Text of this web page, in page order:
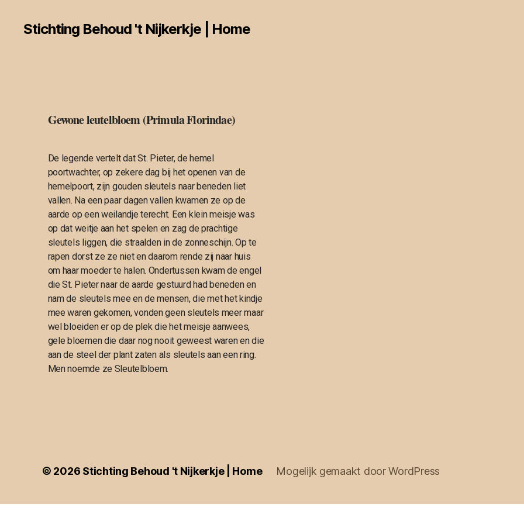
Stichting Behoud 't Nijkerkje | Home
Gewone leutelbloem (Primula Florindae)
De legende vertelt dat St. Pieter, de hemel
poortwachter, op zekere dag bij het openen van de
hemelpoort, zijn gouden sleutels naar beneden liet
vallen. Na een paar dagen vallen kwamen ze op de
aarde op een weilandje terecht. Een klein meisje was
op dat weitje aan het spelen en zag de prachtige
sleutels liggen, die straalden in de zonneschijn. Op te
rapen dorst ze ze niet en daarom rende zij naar huis
om haar moeder te halen. Ondertussen kwam de engel
die St. Pieter naar de aarde gestuurd had beneden en
nam de sleutels mee en de mensen, die met het kindje
mee waren gekomen, vonden geen sleutels meer maar
wel bloeiden er op de plek die het meisje aanwees,
gele bloemen die daar nog nooit geweest waren en die
aan de steel der plant zaten als sleutels aan een ring.
Men noemde ze Sleutelbloem.
© 2026 Stichting Behoud 't Nijkerkje | Home Mogelijk gemaakt door WordPress